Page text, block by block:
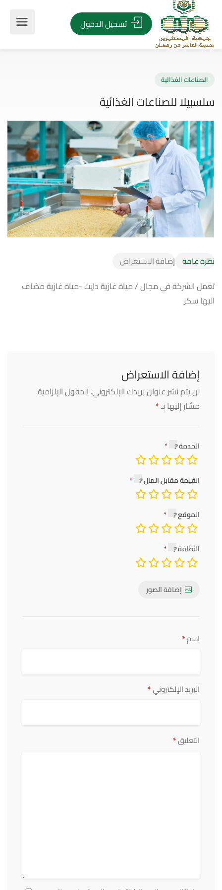
تسجيل الدخول
للصناعات الغذائية
نظرة عامة إضافة الاستعراض
تعمل الشركة في مجال / مياة غازية دايت -مياة غازية مضاف
اليها سكر
إضافة الاستعراض
لن يتم نشر عنوان بريدك الإلكتروني. الحقول الإلزامية
مشار إليها بـ*
الخدمة
القيمة مقابل المال
الموقع
النظافة
إضافة الصور
اسم*
البريد الإلكتروني*
التعليق*